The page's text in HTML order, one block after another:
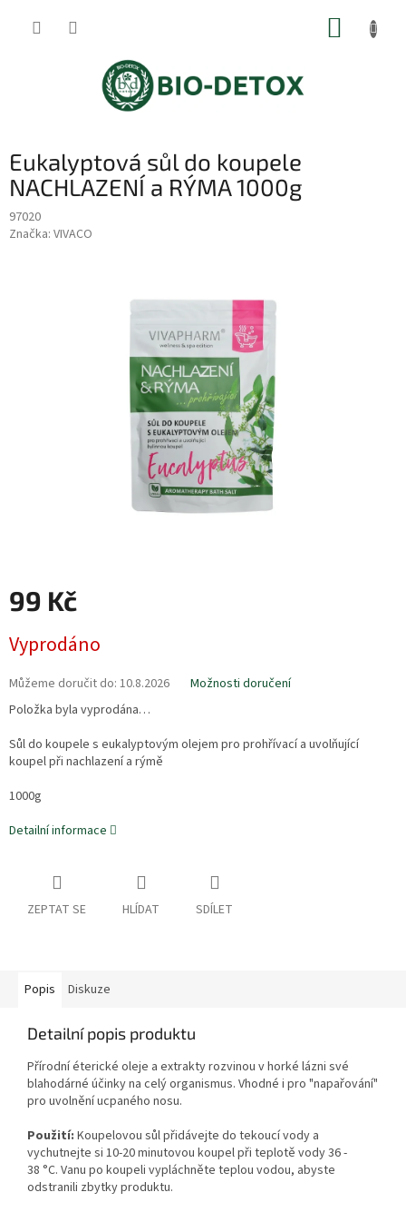
Eukalyptová sůl do koupele
NACHLAZENÍ a RÝМA 1000g
97020
Značka: VIVACO
99 Kč
cena:
Vyprodáno
Můžeme doručit do: 10.8.2026
Možnosti doručení
Položka byla vyprodána…
Sůl do koupele s eukalyptovým olejem pro prohřívací a uvolňující
koupel při nachlazení a rýmě
1000g
Detailní informace
ZEPTAT SE HLÍDAT SDÍLET
Popis Diskuze
Detailní popis produktu
Přírodní éterické oleje a extrakty rozvinou v horké lázni své
blahodárné účinky na celý organismus. Vhodné i pro "napařování"
pro uvolnění ucpaného nosu.
Použití: Koupelovou sůl přidávejte do tekoucí vody a
vychutnejte si 10-20 minutovou koupel při teplotě vody 36 -
38 °C. Vanu po koupeli vypláchněte teplou vodou, abyste
odstranili zbytky produktu.